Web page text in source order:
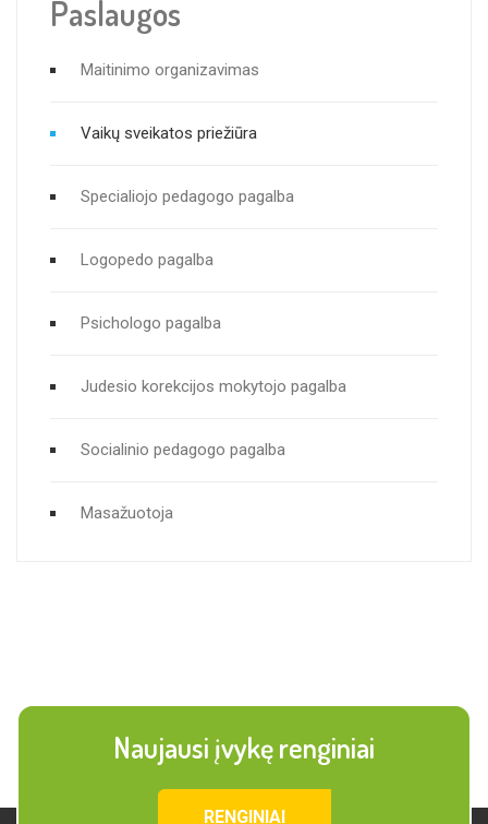
Paslaugos
Maitinimo organizavimas
Vaikų sveikatos priežiūra
Specialiojo pedagogo pagalba
Logopedo pagalba
Psichologo pagalba
Judesio korekcijos mokytojo pagalba
Socialinio pedagogo pagalba
Masažuotoja
Naujausi įvykę renginiai
RENGINIAI